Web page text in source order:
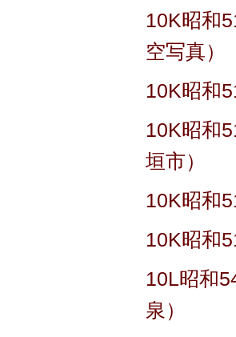
10K昭和
空写真）
10K昭和
10K昭和
垣市）
10K昭和
10K昭和
10L昭和
泉）